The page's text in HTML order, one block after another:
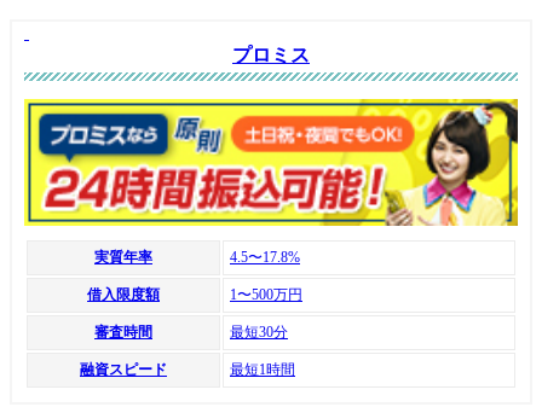
プロミス
実質年率 4.5〜17.8%
借入限度額 1〜500万円
審査時間 最短30分
融資スピード 最短1時間